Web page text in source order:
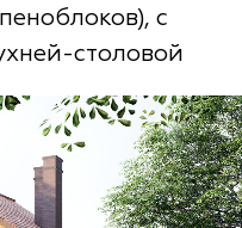
с
столовой